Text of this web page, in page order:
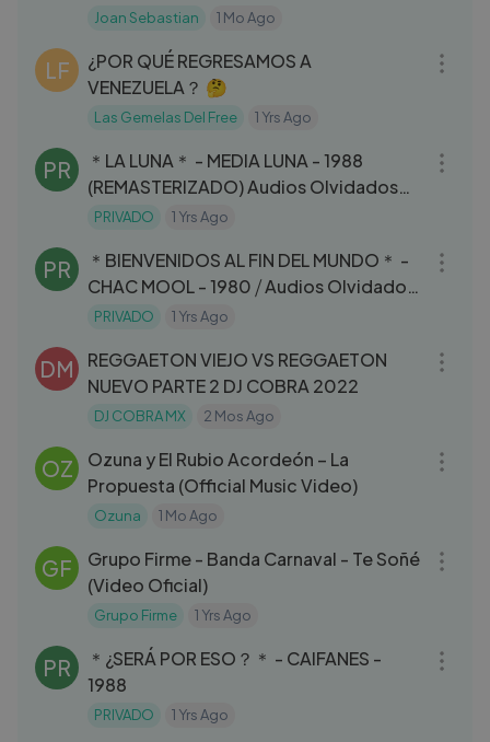
Gala Montes
Joan Sebastian 1 Mo Ago
LF
¿POR QUÉ REGRESAMOS A
VENEZUELA？ 🤔
Las Gemelas Del Free 1 Yrs Ago
PR
＊LA LUNA＊ - MEDIA LUNA - 1988
(REMASTERIZADO) Audios Olvidados
de los 80s...
PRIVADO 1 Yrs Ago
PR
＊BIENVENIDOS AL FIN DEL MUNDO＊ -
CHAC MOOL - 1980 ⧸ Audios Olvidados
de los 80s...
PRIVADO 1 Yrs Ago
DM
REGGAETON VIEJO VS REGGAETON
NUEVO PARTE 2 DJ COBRA 2022
DJ COBRA MX 2 Mos Ago
OZ
Ozuna y El Rubio Acordeón – La
Propuesta (Official Music Video)
Ozuna 1 Mo Ago
GF
Grupo Firme - Banda Carnaval - Te Soñé
(Video Oficial)
Grupo Firme 1 Yrs Ago
PR
＊¿SERÁ POR ESO？＊ - CAIFANES -
1988
PRIVADO 1 Yrs Ago